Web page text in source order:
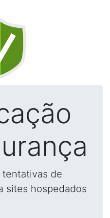
tentativas de
sites hospedados